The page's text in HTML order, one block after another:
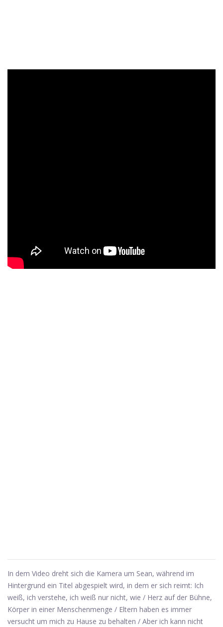
In dem Video dreht sich die Kamera um Sean, während im
Hintergrund ein Titel abgespielt wird, in dem er sich reimt: Ich
weiß, ich verstehe, ich weiß nur nicht, wie / Herz auf der Bühne,
Körper in einer Menschenmenge / Eltern haben es immer
versucht um mich zu Hause zu behalten / Aber ich kann nicht